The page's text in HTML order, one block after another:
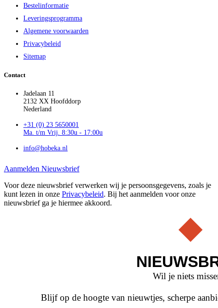
Bestelinformatie
Leveringsprogramma
Algemene voorwaarden
Privacybeleid
Sitemap
Contact
Jadelaan 11
2132 XX Hoofddorp
Nederland
+31 (0) 23 5650001
Ma. t/m Vrij. 8:30u - 17:00u
info@hobeka.nl
Aanmelden Nieuwsbrief
Voor deze nieuwsbrief verwerken wij je persoonsgegevens, zoals je
kunt lezen in onze Privacybeleid. Bij het aanmelden voor onze
nieuwsbrief ga je hiermee akkoord.
Wil je niets
Blijf op de hoogte van nieuwtjes, scherpe